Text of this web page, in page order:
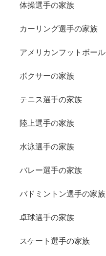
体操選手の家族
カーリング選手の家族
アメリカンフットボール
ボクサーの家族
テニス選手の家族
陸上選手の家族
水泳選手の家族
バレー選手の家族
バドミントン選手の家族
卓球選手の家族
スケート選手の家族